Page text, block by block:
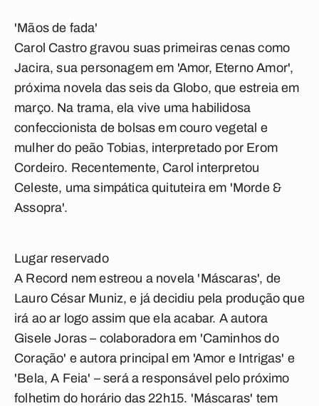
'Mãos de fada'
Carol Castro gravou suas primeiras cenas como
Jacira, sua personagem em 'Amor, Eterno Amor',
próxima novela das seis da Globo, que estreia em
março. Na trama, ela vive uma habilidosa
confeccionista de bolsas em couro vegetal e
mulher do peão Tobias, interpretado por Erom
Cordeiro. Recentemente, Carol interpretou
Celeste, uma simpática quituteira em 'Morde &
Assopra'.
Lugar reservado
A Record nem estreou a novela 'Máscaras', de
Lauro César Muniz, e já decidiu pela produção que
irá ao ar logo assim que ela acabar. A autora
Gisele Joras – colaboradora em 'Caminhos do
Coração' e autora principal em 'Amor e Intrigas' e
'Bela, A Feia' – será a responsável pelo próximo
folhetim do horário das 22h15. 'Máscaras' tem